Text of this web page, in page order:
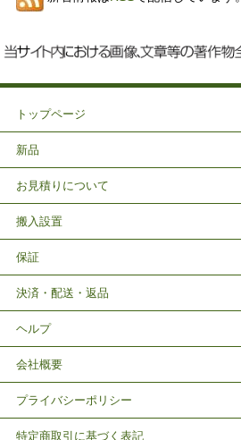
トップページ
新品
お見積りについて
搬入設置
保証
決済・配送・返品
ヘルプ
会社概要
プライバシーポリシー
特定商取引に基づく表記